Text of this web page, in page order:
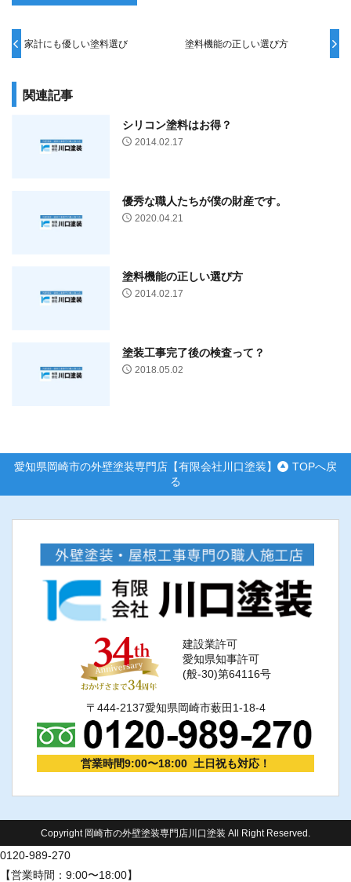
家計にも優しい塗料選び 塗料機能の正しい選び方
関連記事
シリコン塗料はお得？
2014.02.17
優秀な職人たちが僕の財産です。
2020.04.21
塗料機能の正しい選び方
2014.02.17
塗装工事完了後の検査って？
2018.05.02
愛知県岡崎市の外壁塗装専門店【有限会社川口塗装】
TOPへ戻
る
建設業許可
愛知県知事許可
(般-30)第64116号
〒444-2137愛知県岡崎市薮田1-18-4
営業時間9:00〜18:00 土日祝も対応！
Copyright 岡崎市の外壁塗装専門店川口塗装 All Right Reserved.
0120-989-270
【営業時間：9:00〜18:00】